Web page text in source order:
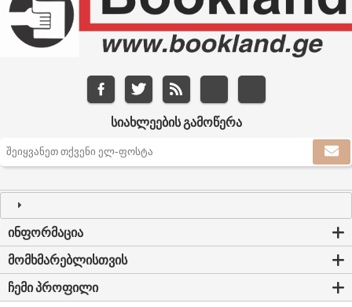
ᲡᲘᲐᲮᲚᲔᲔᲑᲘᲡ ᲒᲐᲛᲝᲬᲔᲠᲐ
ᲘᲜᲤᲝᲠᲛᲐᲪᲘᲐ
ᲛᲝᲛᲮᲛᲐᲠᲔᲑᲚᲘᲡᲗᲕᲘᲡ
ᲩᲔᲛᲘ ᲞᲠᲝᲤᲘᲚᲘ